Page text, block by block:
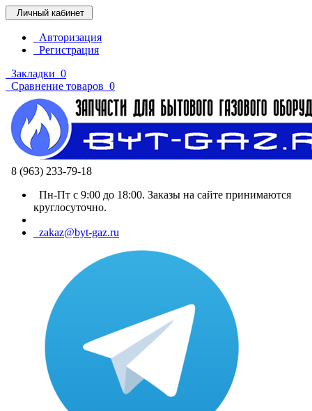
Личный кабинет
Авторизация
Регистрация
Закладки 0
Сравнение товаров 0
8 (963) 233-79-18
Пн-Пт с 9:00 до 18:00. Заказы на сайте принимаются
круглосуточно.
zakaz@byt-gaz.ru